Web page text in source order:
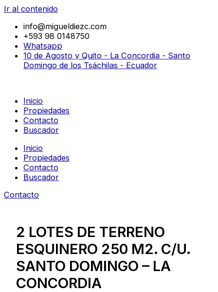
Ir al contenido
info@migueldiezc.com
+593 98 0148750
Whatsapp
10 de Agosto y Quito - La Concordia - Santo
Domingo de los Tsáchilas - Ecuador
Inicio
Propiedades
Contacto
Buscador
Inicio
Propiedades
Contacto
Buscador
Contacto
2 LOTES DE TERRENO
ESQUINERO 250 M2. C/U.
SANTO DOMINGO – LA
CONCORDIA